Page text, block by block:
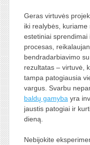
Geras virtuvės
iki realybės, kuriame
estetiniai sprendimai
procesas,
bendradarbiavimo
rezultatas – virtuvė,
tampa patogiausia
vargus. Svarbu
baldų gamyba yra
jaustis patogiai ir
dieną.
Nebijokite